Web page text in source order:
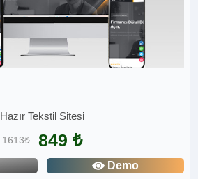
Hazır Tekstil Sitesi
1613₺ 849 ₺
Demo